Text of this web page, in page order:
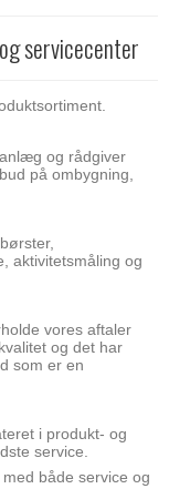
servicecenter
og rådgiver
på ombygning,
aktivitetsmåling og
vores aftaler
og det har
som er en
i produkt- og
service.
både service og